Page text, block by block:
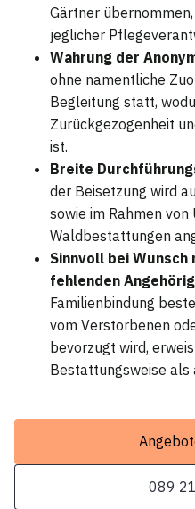
Gärtner
jeglicher
Wahrung der
ohne namentliche
Begleitung statt,
Zurückgezogenheit
ist.
Breite
der Beisetzung wird
sowie im Rahmen von
Waldbestattungen
Sinnvoll bei Wunsch
fehlenden
Familienbindung
vom Verstorbenen
bevorzugt wird,
Bestattungsweise als
089